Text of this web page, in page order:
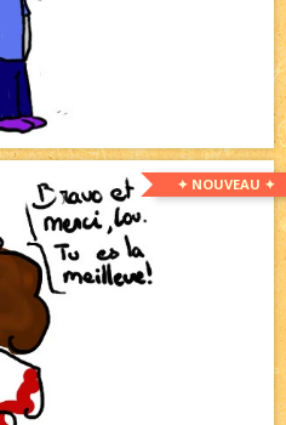
✦ NOUVEAU ✦